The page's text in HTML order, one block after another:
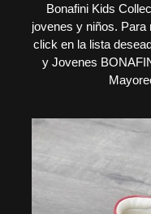
Bonafini Kids
jovenes y niños.
click en la lista
y Jovenes